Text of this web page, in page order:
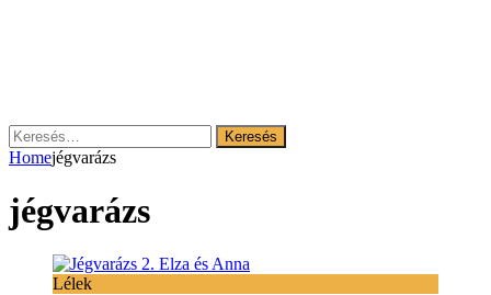
Keresés:
Homejégvarázs
jégvarázs
Lélek